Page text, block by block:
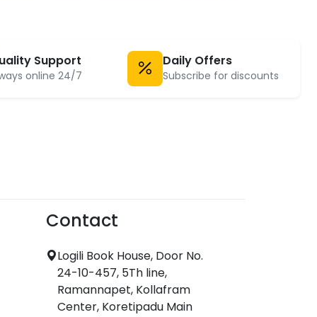
Support
online 24/7
Daily Offers
Subscribe for discounts
Contact
Logili Book House, Door No.
24-10-457, 5Th line,
Ramannapet, Kollafram
Center, Koretipadu Main